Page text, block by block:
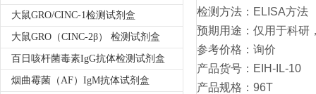
大鼠GRO/CINC-1检测试剂盒
大鼠GRO（CINC-2β） 检测试剂盒
百日咳杆菌毒素IgG抗体检测试剂盒
烟曲霉菌（AF）IgM抗体试剂盒
检测方法：ELISA方法
预期用途：仅用于科研
参考价格：询价
产品货号：EIH-IL-10
产品规格：96T